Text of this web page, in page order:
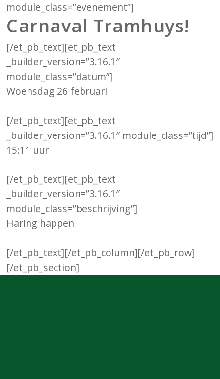
module_class=”evenement”]
Carnaval Tramhuys!
[/et_pb_text][et_pb_text
_builder_version=”3.16.1″
module_class=”datum”]
Woensdag 26 februari
[/et_pb_text][et_pb_text
_builder_version=”3.16.1″ module_class=”tijd”]
15:11 uur
[/et_pb_text][et_pb_text
_builder_version=”3.16.1″
module_class=”beschrijving”]
Haring happen
[/et_pb_text][/et_pb_column][/et_pb_row]
[/et_pb_section]